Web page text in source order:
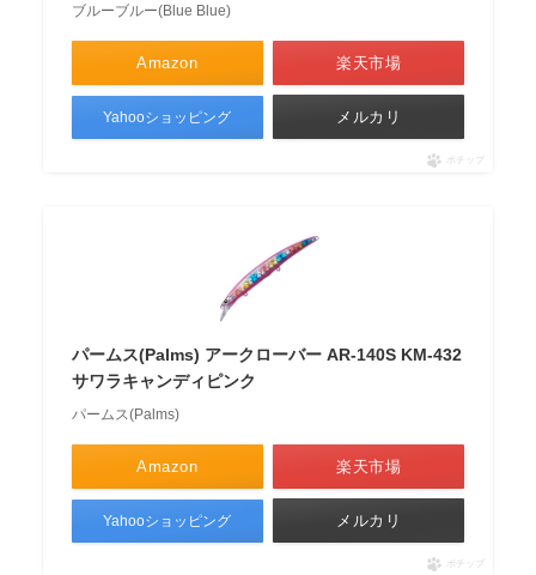
ブルーブルー(Blue Blue)
Amazon 楽天市場
Yahooショッピング メルカリ
ポチップ
パームス(Palms) アークローバー AR-140S KM-432
サワラキャンディピンク
パームス(Palms)
Amazon 楽天市場
Yahooショッピング メルカリ
ポチップ